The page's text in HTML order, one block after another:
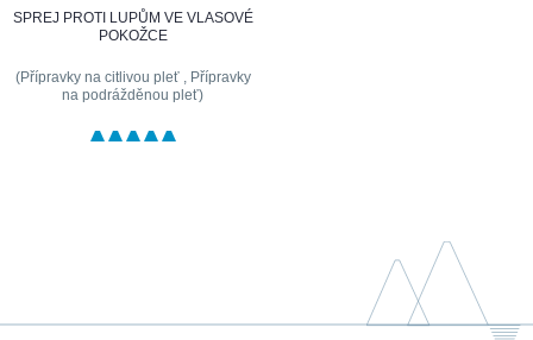
SPREJ PROTI LUPŮM VE VLASOVÉ
POKOŽCE
(Přípravky na citlivou pleť , Přípravky
na podrážděnou pleť)